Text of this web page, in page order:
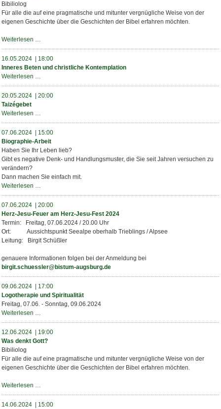
Teil
2
Bibiliolog
Für alle die auf eine pragmatische und mitunter vergnügliche Weise von der
eigenen Geschichte über die Geschichten der Bibel erfahren möchten.
Weiterlesen …
denkt
Gott?
16.05.2024 | 18:00
Inneres Beten und christliche Kontemplation
Weiterlesen …
Beten
und
20.05.2024 | 20:00
Taizégebet
Weiterlesen …
07.06.2024 | 15:00
Biographie-Arbeit
Haben Sie Ihr Leben lieb?
Gibt es negative Denk- und Handlungsmuster, die Sie seit Jahren versuchen zu
verändern?
Dann machen Sie einfach mit.
Weiterlesen …
Arbeit
07.06.2024 | 20:00
Herz-Jesu-Feuer am Herz-Jesu-Fest 2024
Termin: Freitag, 07.06.2024 / 20.00 Uhr
Ort: Aussichtspunkt Seealpe oberhalb Trieblings / Alpsee
Leitung: Birgit Schüßler
genauere Informationen folgen bei der Anmeldung bei
birgit.schuessler@bistum-augsburg.de
09.06.2024 | 17:00
Logotherapie und Spiritualität
Freitag, 07.06. - Sonntag, 09.06.2024
Weiterlesen …
und
Spiritualität
12.06.2024 | 19:00
Was denkt Gott?
Bibiliolog
Für alle die auf eine pragmatische und mitunter vergnügliche Weise von der
eigenen Geschichte über die Geschichten der Bibel erfahren möchten.
Weiterlesen …
denkt
Gott?
14.06.2024 | 15:00